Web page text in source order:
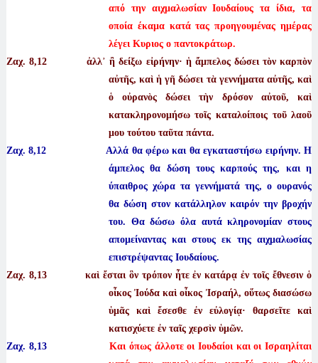
από την αιχμαλωσίαν Ιουδαίους τα ίδια, τα
οποία έκαμα κατά τας προηγουμένας ημέρας
λέγει Κυριος ο παντοκράτωρ.
Ζαχ. 8,12 ἀλλ᾿ ἢ δείξω εἰρήνην· ἡ ἄμπελος δώσει τὸν καρπὸν
αὐτῆς, καὶ ἡ γῆ δώσει τὰ γεννήματα αὐτῆς, καὶ
ὁ οὐρανὸς δώσει τὴν δρόσον αὐτοῦ, καὶ
κατακληρονομήσω τοῖς καταλοίποις τοῦ λαοῦ
μου τούτου ταῦτα πάντα.
Ζαχ. 8,12 Αλλά θα φέρω και θα εγκαταστήσω ειρήνην. Η
άμπελος θα δώση τους καρπούς της, και η
ύπαιθρος χώρα τα γεννήματά της, ο ουρανός
θα δώση στον κατάλληλον καιρόν την βροχήν
του. Θα δώσω όλα αυτά κληρονομίαν στους
απομείναντας και στους εκ της αιχμαλωσίας
επιστρέψαντας Ιουδαίους.
Ζαχ. 8,13 καὶ ἔσται ὃν τρόπον ἦτε ἐν κατάρᾳ ἐν τοῖς ἔθνεσιν ὁ
οἶκος Ἰούδα καὶ οἶκος Ἰσραήλ, οὕτως διασώσω
ὑμᾶς καὶ ἔσεσθε ἐν εὐλογίᾳ· θαρσεῖτε καὶ
κατισχύετε ἐν ταῖς χερσὶν ὑμῶν.
Ζαχ. 8,13Και όπως άλλοτε οι Ιουδαίοι και οι Ισραηλίται